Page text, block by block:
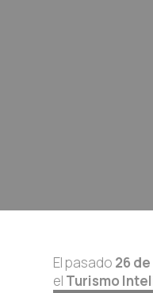
El pasado 26
el Turismo